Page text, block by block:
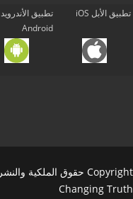
تطبيق الأبل iOS
تطبيق الأندرويد
Android
Changing Truth